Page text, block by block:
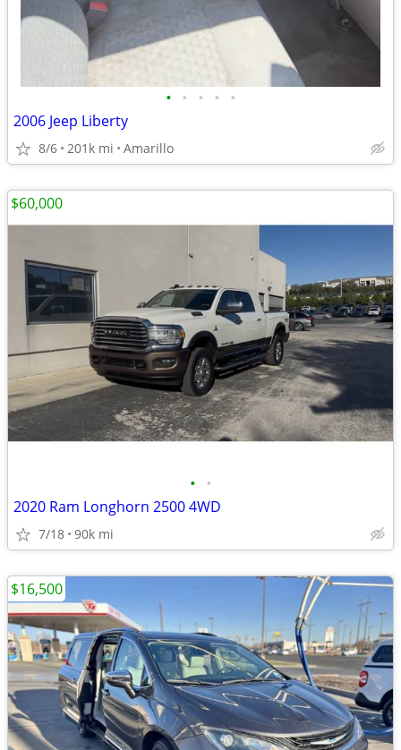
• • • • •
2006 Jeep Liberty
8/6 201k mi Amarillo
• •
2020 Ram Longhorn 2500 4WD
7/18 90k mi
$60,000
$16,500